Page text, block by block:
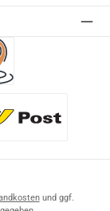
und ggf.